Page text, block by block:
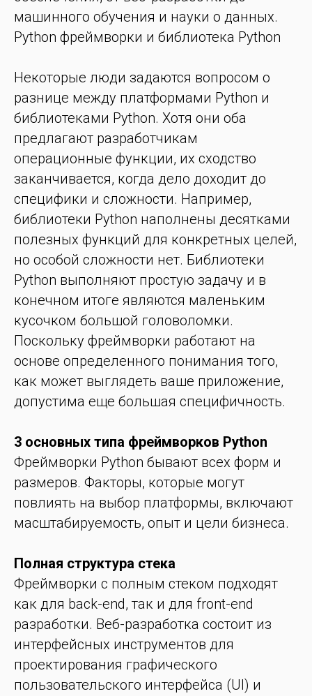
машинного обучения и науки о данных.
Python фреймворки и библиотека Python
Некоторые люди задаются вопросом о
разнице между платформами Python и
библиотеками Python. Хотя они оба
предлагают разработчикам
операционные функции, их сходство
заканчивается, когда дело доходит до
специфики и сложности. Например,
библиотеки Python наполнены десятками
полезных функций для конкретных целей,
но особой сложности нет. Библиотеки
Python выполняют простую задачу и в
конечном итоге являются маленьким
кусочком большой головоломки.
Поскольку фреймворки работают на
основе определенного понимания того,
как может выглядеть ваше приложение,
допустима еще большая специфичность.
3 основных типа фреймворков Python
Фреймворки Python бывают всех форм и
размеров. Факторы, которые могут
повлиять на выбор платформы, включают
масштабируемость, опыт и цели бизнеса.
Полная структура стека
Фреймворки с полным стеком подходят
как для back-end, так и для front-end
разработки. Веб-разработка состоит из
интерфейсных инструментов для
проектирования графического
пользовательского интерфейса (UI) и